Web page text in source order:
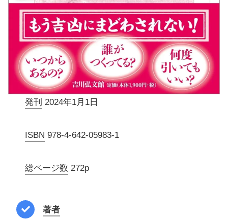
発刊 2024年1月1日
ISBN 978-4-642-05983-1
総ページ数 272p
著者